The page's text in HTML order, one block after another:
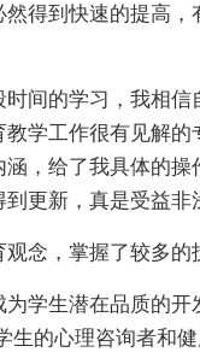
得到快速的提高，
时间的学习，我相信
学工作很有见解的
，给了我具体的操
更新，真是受益非
观念，掌握了较多的
为学生潜在品质的开
生的心理咨询者和